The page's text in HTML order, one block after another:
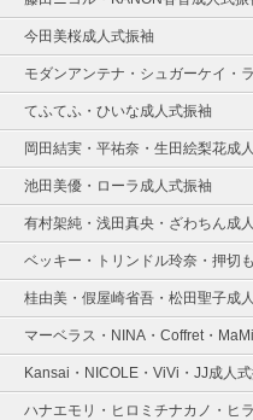
今田美桜成人式振袖
モダンアンテナ・シュガーケイ・
てふてふ・ひいな成人式振袖
岡田結実・平祐奈・生田絵梨花成
池田美優・ローラ成人式振袖
有村架純・浅田真央・ざわちん成
ベッキー・トリンドル玲奈・押切
桂由美・假屋崎省吾・松田聖子成
マーベラス・NINA・Coffret・
Kansai・NICOLE・ViVi・JJ成人
ハナエモリ・ヒロミチナカノ・ヒ